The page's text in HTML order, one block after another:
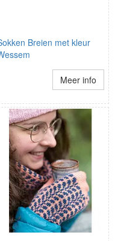
Breien met kleur
Meer info